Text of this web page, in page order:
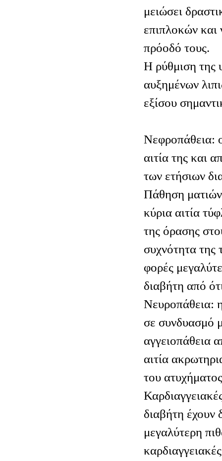
μειώσει
επιπλοκών και
πρόοδό τους.
Η ρύθμιση της
αυξημένων
εξίσου
Νεφροπάθεια:
αιτία της και
των ετήσιων
Πάθηση
κύρια αιτία
της όρασης
συχνότητα της
φορές
διαβήτη από
Νευροπάθεια:
σε συνδυασμό
αγγειοπάθεια
αιτία
του
διαβήτη έχουν
μεγαλύτερη